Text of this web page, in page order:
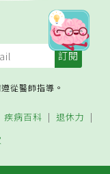
從醫師指導。
疾病百科
退休力